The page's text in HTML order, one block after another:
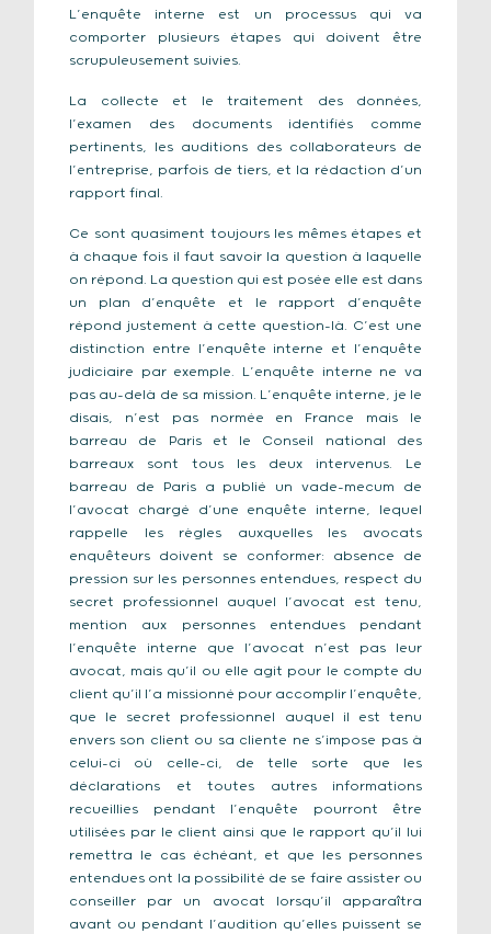
L’enquête interne est un processus qui va
comporter plusieurs étapes qui doivent être
scrupuleusement suivies.
La collecte et le traitement des données,
l’examen des documents identifiés comme
pertinents, les auditions des collaborateurs de
l’entreprise, parfois de tiers, et la rédaction d’un
rapport final.
Ce sont quasiment toujours les mêmes étapes et
à chaque fois il faut savoir la question à laquelle
on répond. La question qui est posée elle est dans
un plan d’enquête et le rapport d’enquête
répond justement à cette question-là. C’est une
distinction entre l’enquête interne et l’enquête
judiciaire par exemple. L’enquête interne ne va
pas au-delà de sa mission. L’enquête interne, je le
disais, n’est pas normée en France mais le
barreau de Paris et le Conseil national des
barreaux sont tous les deux intervenus. Le
barreau de Paris a publié un vade-mecum de
l’avocat chargé d’une enquête interne, lequel
rappelle les règles auxquelles les avocats
enquêteurs doivent se conformer: absence de
pression sur les personnes entendues, respect du
secret professionnel auquel l’avocat est tenu,
mention aux personnes entendues pendant
l’enquête interne que l’avocat n’est pas leur
avocat, mais qu’il ou elle agit pour le compte du
client qu’il l’a missionné pour accomplir l’enquête,
que le secret professionnel auquel il est tenu
envers son client ou sa cliente ne s’impose pas à
celui-ci où celle-ci, de telle sorte que les
déclarations et toutes autres informations
recueillies pendant l’enquête pourront être
utilisées par le client ainsi que le rapport qu’il lui
remettra le cas échéant, et que les personnes
entendues ont la possibilité de se faire assister ou
conseiller par un avocat lorsqu’il apparaîtra
avant ou pendant l’audition qu’elles puissent se